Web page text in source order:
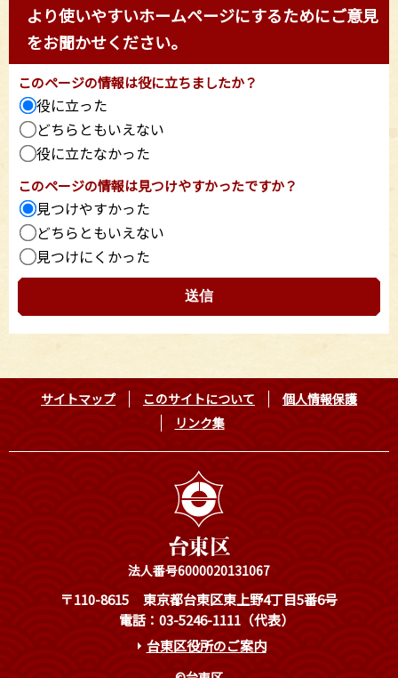
より使いやすいホームページにするためにご意見
をお聞かせください。
このページの情報は役に立ちましたか？
役に立った
どちらともいえない
役に立たなかった
このページの情報は見つけやすかったですか？
見つけやすかった
どちらともいえない
見つけにくかった
サイトマップ このサイトについて
個人情報保護
リンク集
法人番号6000020131067
〒110-8615
東京都台東区東上野4丁目5番6号
電話：03-5246-1111（代表）
台東区役所のご案内